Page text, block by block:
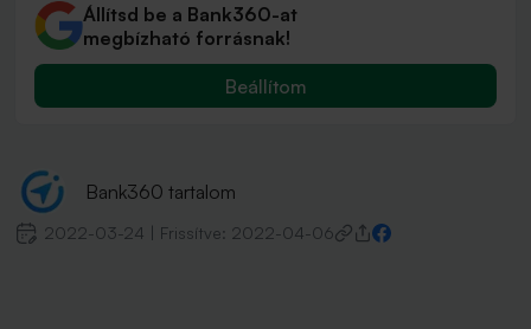
Állítsd be a Bank360-at
megbízható forrásnak!
Beállítom
Bank360 tartalom
2022-03-24 Frissítve: 2022-04-06